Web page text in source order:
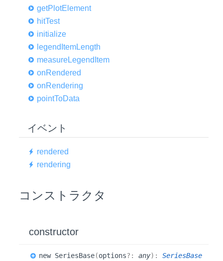
getPlotElement
hitTest
initialize
legend ItemLength
measureLegend Item
onRendered
onRendering
pointToData
イベント
rendered
rendering
コンストラクタ
constructor
new SeriesBase(options?: any) : SeriesBase